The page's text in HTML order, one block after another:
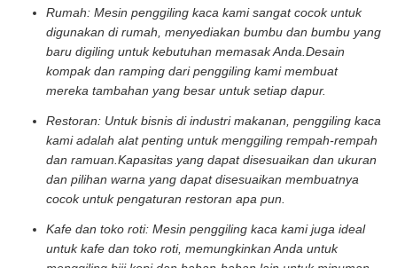
Rumah: Mesin penggiling kaca kami sangat cocok untuk
digunakan di rumah, menyediakan bumbu dan bumbu yang
baru digiling untuk kebutuhan memasak Anda.Desain
kompak dan ramping dari penggiling kami membuat
mereka tambahan yang besar untuk setiap dapur.
Restoran: Untuk bisnis di industri makanan, penggiling kaca
kami adalah alat penting untuk menggiling rempah-rempah
dan ramuan.Kapasitas yang dapat disesuaikan dan ukuran
dan pilihan warna yang dapat disesuaikan membuatnya
cocok untuk pengaturan restoran apa pun.
Kafe dan toko roti: Mesin penggiling kaca kami juga ideal
untuk kafe dan toko roti, memungkinkan Anda untuk